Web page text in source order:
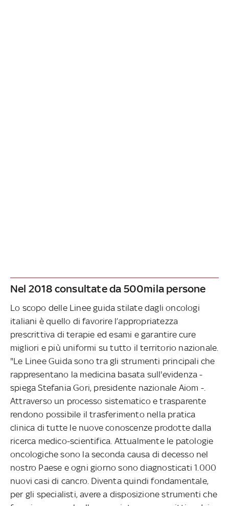
Nel 2018 consultate da 500mila persone
Lo scopo delle Linee guida stilate dagli oncologi
italiani è quello di favorire l’appropriatezza
prescrittiva di terapie ed esami e garantire cure
migliori e più uniformi su tutto il territorio nazionale.
"Le Linee Guida sono tra gli strumenti principali che
rappresentano la medicina basata sull'evidenza -
spiega Stefania Gori, presidente nazionale Aiom -.
Attraverso un processo sistematico e trasparente
rendono possibile il trasferimento nella pratica
clinica di tutte le nuove conoscenze prodotte dalla
ricerca medico-scientifica. Attualmente le patologie
oncologiche sono la seconda causa di decesso nel
nostro Paese e ogni giorno sono diagnosticati 1.000
nuovi casi di cancro. Diventa quindi fondamentale,
per gli specialisti, avere a disposizione strumenti che